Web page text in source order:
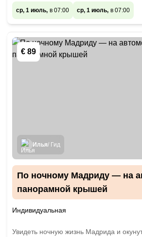
ср, 1 июль, в 07:00 ср, 1 июль, в 07:00
€ 89
Илья/ Гид
По ночному Мадриду — на
панорамной крышей
Индивидуальная
Увидеть ночную жизнь Мадрида и